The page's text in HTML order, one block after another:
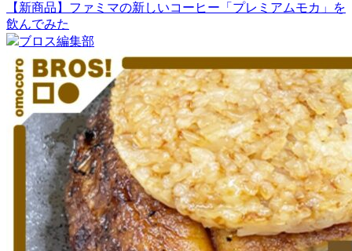
【新商品】ファミマの新しいコーヒー「プレミアムモカ」を
飲んでみた
ブロス編集部